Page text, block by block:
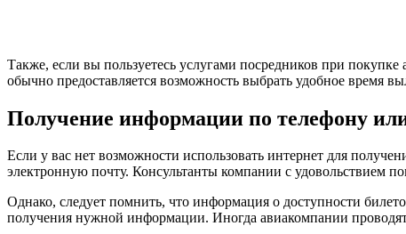
Также, если вы пользуетесь услугами посредников при
обычно предоставляется возможность выбрать удобное время
Получение информации по телефону
Если у вас нет возможности использовать интернет для
электронную почту. Консультанты компании с удовольствием
Однако, следует помнить, что информация о доступности
получения нужной информации. Иногда авиакомпании